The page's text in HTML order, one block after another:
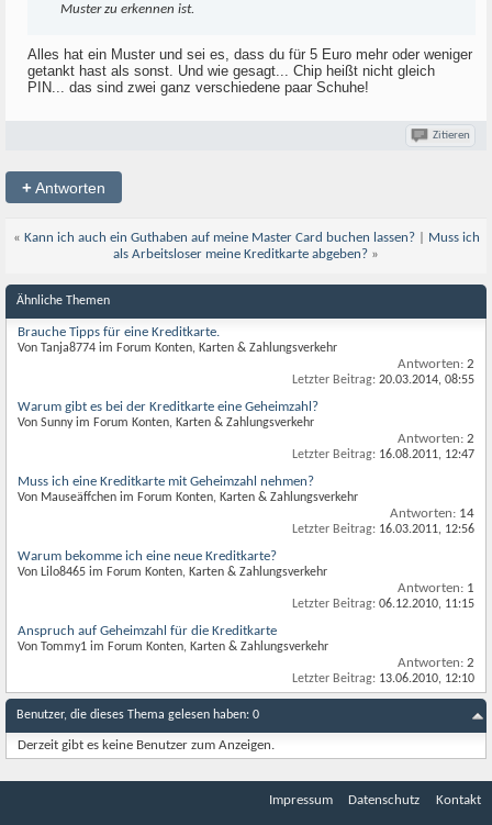
Muster zu erkennen ist.
Alles hat ein Muster und sei es, dass du für 5 Euro mehr oder weniger
getankt hast als sonst. Und wie gesagt... Chip heißt nicht gleich
PIN... das sind zwei ganz verschiedene paar Schuhe!
Zitieren
+Antworten
« Kann ich auch ein Guthaben auf meine Master Card buchen lassen?|
Muss ich
als Arbeitsloser meine Kreditkarte abgeben? »
Ähnliche Themen
Brauche Tipps für eine Kreditkarte.
Von Tanja8774 im Forum Konten, Karten & Zahlungsverkehr
Antworten: 2
Letzter Beitrag: 20.03.2014, 08:55
Warum gibt es bei der Kreditkarte eine Geheimzahl?
Von Sunny im Forum Konten, Karten & Zahlungsverkehr
Antworten: 2
Letzter Beitrag: 16.08.2011, 12:47
Muss ich eine Kreditkarte mit Geheimzahl nehmen?
Von Mauseäffchen im Forum Konten, Karten & Zahlungsverkehr
Antworten: 14
Letzter Beitrag: 16.03.2011, 12:56
Warum bekomme ich eine neue Kreditkarte?
Von Lilo8465 im Forum Konten, Karten & Zahlungsverkehr
Antworten: 1
Letzter Beitrag: 06.12.2010, 11:15
Anspruch auf Geheimzahl für die Kreditkarte
Von Tommy1 im Forum Konten, Karten & Zahlungsverkehr
Antworten: 2
Letzter Beitrag: 13.06.2010, 12:10
Benutzer, die dieses Thema gelesen haben: 0
Derzeit gibt es keine Benutzer zum Anzeigen.
Impressum Datenschutz Kontakt